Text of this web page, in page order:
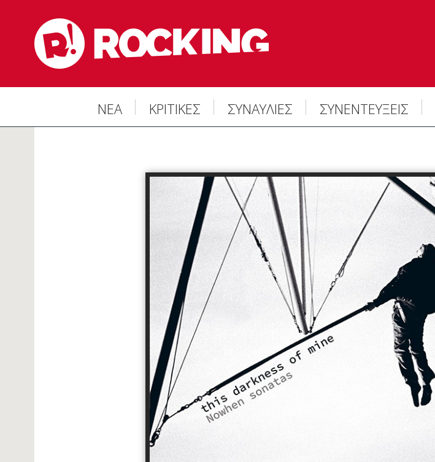
ΝΕΑ ΚΡΙΤΙΚΕΣ ΣΥΝΑΥΛΙΕΣ ΣΥΝΕΝΤΕΥΞΕΙΣ